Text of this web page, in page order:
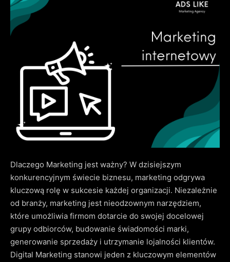
Dlaczego Marketing jest ważny? W dzisiejszym
konkurencyjnym świecie biznesu, marketing odgrywa
kluczową rolę w sukcesie każdej organizacji. Niezależnie
od branży, marketing jest nieodzownym narzędziem,
które umożliwia firmom dotarcie do swojej docelowej
grupy odbiorców, budowanie świadomości marki,
generowanie sprzedaży i utrzymanie lojalności klientów.
Digital Marketing stanowi jeden z kluczowym elementów